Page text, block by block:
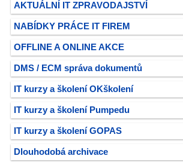
AKTUÁLNÍ IT ZPRAVODAJSTVÍ
NABÍDKY PRÁCE IT FIREM
OFFLINE A ONLINE AKCE
DMS / ECM správa dokumentů
IT kurzy a školení OKškolení
IT kurzy a školení Pumpedu
IT kurzy a školení GOPAS
Dlouhodobá archivace